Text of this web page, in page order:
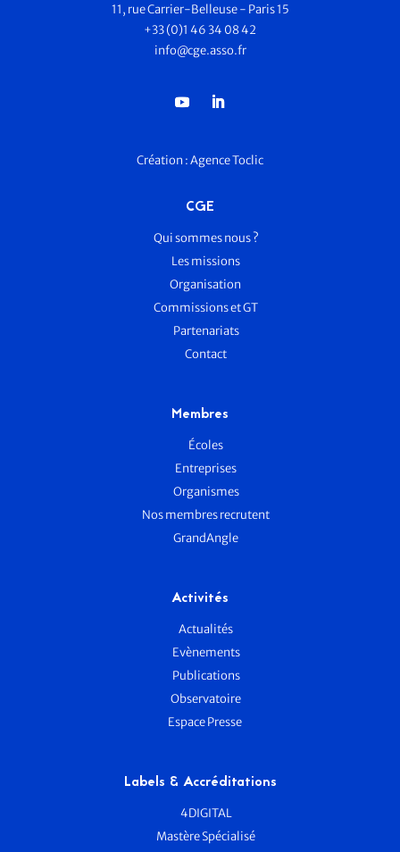
11, rue Carrier-Belleuse - Paris 15
+33 (0)1 46 34 08 42
info@cge.asso.fr
Création :Agence Toclic
CGE
Qui sommes nous ?
Les missions
Organisation
Commissions et GT
Partenariats
Contact
Membres
Écoles
Entreprises
Organismes
Nos membres recrutent
GrandAngle
Activités
Actualités
Evènements
Publications
Observatoire
Espace Presse
Labels & Accréditations
4DIGITAL
Mastère Spécialisé